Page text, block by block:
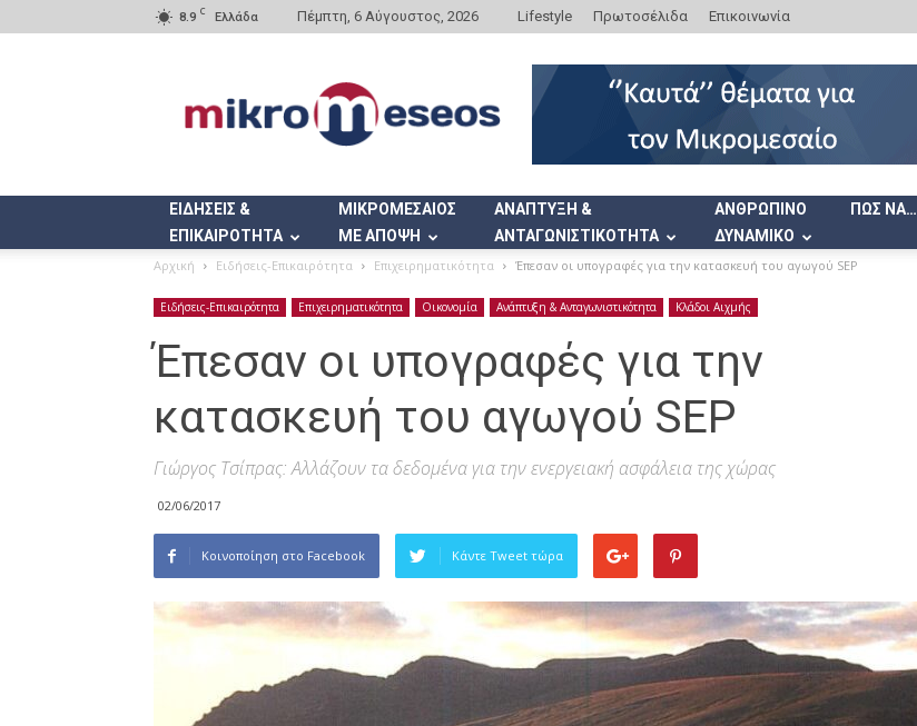
8.9 C Ελλάδα Πέμπτη, 6 Αύγουστος, 2026 Lifestyle Πρωτοσέλιδα Επικοινωνία
ΕΙΔΗΣΕΙΣ &
ΕΠΙΚΑΙΡΟΤΗΤΑ
ΜΙΚΡΟΜΕΣΑΙΟΣ
ΜΕ ΑΠΟΨΗ
ΑΝΑΠΤΥΞΗ &
ΑΝΤΑΓΩΝΙΣΤΙΚΟΤΗΤΑ
ΑΝΘΡΩΠΙΝΟ
ΔΥΝΑΜΙΚΟ
ΠΩΣ ΝΑ…
Αρχική Ειδήσεις-Επικαιρότητα Επιχειρηματικότητα Έπεσαν οι υπογραφές για την κατασκευή του αγωγού SEP
Ειδήσεις-Επικαιρότητα Επιχειρηματικότητα Οικονομία Ανάπτυξη & Ανταγωνιστικότητα Κλάδοι Αιχμής
Έπεσαν οι υπογραφές για την
κατασκευή του αγωγού SEP
Γιώργος Τσίπρας: Αλλάζουν τα δεδομένα για την ενεργειακή ασφάλεια της χώρας
02/06/2017
Κοινοποίηση στο Facebook Κάντε Tweet τώρα